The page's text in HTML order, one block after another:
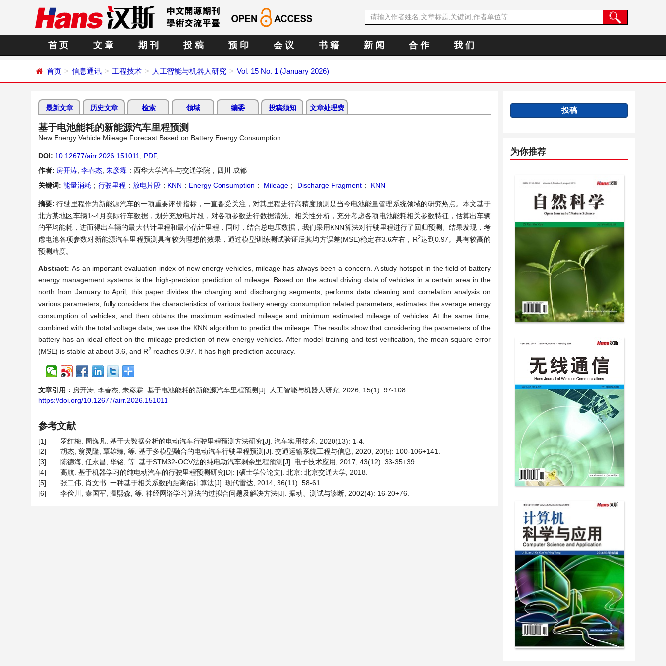
首 页 文 章 期 刊 投 稿 预 印 会 议 书 籍 新 闻 合 作 我 们
首页 信息通讯 工程技术 人工智能与机器人研究 Vol. 15 No. 1 (January 2026)
最新文章 历史文章 检索 领域 编委 投稿须知 文章处理费
基于电池能耗的新能源汽车里程预测
New Energy Vehicle Mileage Forecast Based on Battery Energy Consumption
DOI: 10.12677/airr.2026.151011 PDF,
作者: 房开涛 李春杰 朱彦霖 ：西华大学汽车与交通学院，四川 成都
关键词: 能量消耗 ； 行驶里程 ； 放电片段 ； KNN ； Energy Consumption ； Mileage ； Discharge Fragment ； KNN
摘要:行驶里程作为新能源汽车的一项重要评价指标，一直备受关注，对其里程进行高精度预测是当今电池能量管理系统领域的研究热点。本文基于
北方某地区车辆1~4月实际行车数据，划分充放电片段，对各项参数进行数据清洗、相关性分析，充分考虑各项电池能耗相关参数特征，估算出车辆
的平均能耗，进而得出车辆的最大估计里程和最小估计里程，同时，结合总电压数据，我们采用KNN算法对行驶里程进行了回归预测。结果发现，考
虑电池各项参数对新能源汽车里程预测具有较为理想的效果，通过模型训练测试验证后其均方误差(MSE)稳定在3.6左右，R2达到0.97。具有较高的
预测精度。
Abstract: As an important evaluation index of new energy vehicles, mileage has always been a concern. A study hotspot in the field of battery
energy management systems is the high-precision prediction of mileage. Based on the actual driving data of vehicles in a certain area in the
north from January to April, this paper divides the charging and discharging segments, performs data cleaning and correlation analysis on
various parameters, fully considers the characteristics of various battery energy consumption related parameters, estimates the average energy
consumption of vehicles, and then obtains the maximum estimated mileage and minimum estimated mileage of vehicles. At the same time,
combined with the total voltage data, we use the KNN algorithm to predict the mileage. The results show that considering the parameters of the
battery has an ideal effect on the mileage prediction of new energy vehicles. After model training and test verification, the mean square error
(MSE) is stable at about 3.6, and R2 reaches 0.97. It has high prediction accuracy.
文章引用： 房开涛, 李春杰, 朱彦霖. 基于电池能耗的新能源汽车里程预测[J]. 人工智能与机器人研究, 2026, 15(1): 97-108.
https://doi.org/10.12677/airr.2026.151011
参考文献
[1]
罗红梅, 周逸凡. 基于大数据分析的电动汽车行驶里程预测方法研究[J]. 汽车实用技术, 2020(13): 1-4.
[2]
胡杰, 翁灵隆, 覃雄臻, 等. 基于多模型融合的电动汽车行驶里程预测[J]. 交通运输系统工程与信息, 2020, 20(5): 100-106+141.
[3]
陈德海, 任永昌, 华铭, 等. 基于STM32-OCV法的纯电动汽车剩余里程预测[J]. 电子技术应用, 2017, 43(12): 33-35+39.
[4]
高航. 基于机器学习的纯电动汽车的行驶里程预测研究[D]: [硕士学位论文]. 北京: 北京交通大学, 2018.
[5]
张二伟, 肖文书. 一种基于相关系数的距离估计算法[J]. 现代雷达, 2014, 36(11): 58-61.
[6]
李俭川, 秦国军, 温熙森, 等. 神经网络学习算法的过拟合问题及解决方法[J]. 振动、测试与诊断, 2002(4): 16-20+76.
投稿
为你推荐